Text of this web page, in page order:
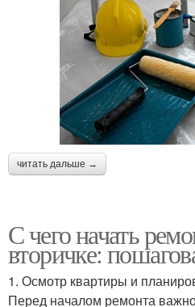
читать дальше →
С чего начать
вторичке:
1. Осмотр квартиры и
Перед началом ремонта